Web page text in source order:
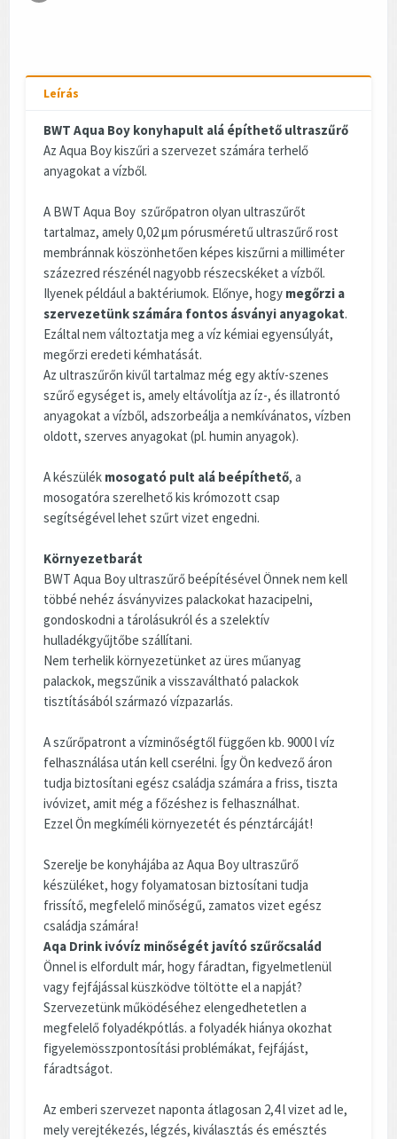
Leírás
BWT Aqua Boy konyhapult alá építhető ultraszűrő
Az Aqua Boy kiszűri a szervezet számára terhelő
anyagokat a vízből.
A BWT Aqua Boy szűrőpatron olyan ultraszűrőt
tartalmaz, amely 0,02 µm pórusméretű ultraszűrő rost
membránnak köszönhetően képes kiszűrni a milliméter
százezred részénél nagyobb részecskéket a vízből.
Ilyenek például a baktériumok. Előnye, hogy megőrzi a
szervezetünk számára fontos ásványi anyagokat.
Ezáltal nem változtatja meg a víz kémiai egyensúlyát,
megőrzi eredeti kémhatását.
Az ultraszűrőn kivűl tartalmaz még egy aktív-szenes
szűrő egységet is, amely eltávolítja az íz-, és illatrontó
anyagokat a vízből, adszorbeálja a nemkívánatos, vízben
oldott, szerves anyagokat (pl. humin anyagok).
A készülék mosogató pult alá beépíthető, a
mosogatóra szerelhető kis krómozott csap
segítségével lehet szűrt vizet engedni.
Környezetbarát
BWT Aqua Boy ultraszűrő beépítésével Önnek nem kell
többé nehéz ásványvizes palackokat hazacipelni,
gondoskodni a tárolásukról és a szelektív
hulladékgyűjtőbe szállítani.
Nem terhelik környezetünket az üres műanyag
palackok, megszűnik a visszaváltható palackok
tisztításából származó vízpazarlás.
A szűrőpatront a vízminőségtől függően kb. 9000 l víz
felhasználása után kell cserélni. Így Ön kedvező áron
tudja biztosítani egész családja számára a friss, tiszta
ivóvizet, amit még a főzéshez is felhasználhat.
Ezzel Ön megkíméli környezetét és pénztárcáját!
Szerelje be konyhájába az Aqua Boy ultraszűrő
készüléket, hogy folyamatosan biztosítani tudja
frissítő, megfelelő minőségű, zamatos vizet egész
családja számára!
Aqa Drink ivóvíz minőségét javító szűrőcsalád
Önnel is elfordult már, hogy fáradtan, figyelmetlenül
vagy fejfájással küszködve töltötte el a napját?
Szervezetünk működéséhez elengedhetetlen a
megfelelő folyadékpótlás. a folyadék hiánya okozhat
figyelemösszpontosítási problémákat, fejfájást,
fáradtságot.
Az emberi szervezet naponta átlagosan 2,4 l vizet ad le,
mely verejtékezés, légzés, kiválasztás és emésztés